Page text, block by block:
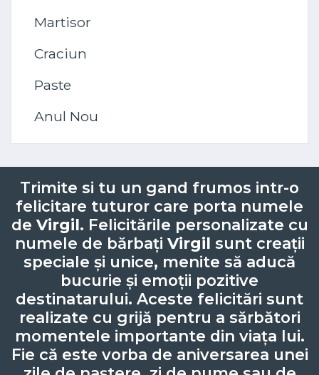
Martisor
Craciun
Paste
Anul Nou
Trimite si tu un gand frumos intr-o
felicitare tuturor care porta numele
de Virgil. Felicitările personalizate cu
numele de bărbați Virgil sunt creații
speciale și unice, menite să aducă
bucurie și emoții pozitive
destinatarului. Aceste felicitări sunt
realizate cu grijă pentru a sărbători
momentele importante din viața lui.
Fie că este vorba de aniversarea unei